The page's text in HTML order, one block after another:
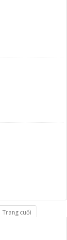
Trang cuối